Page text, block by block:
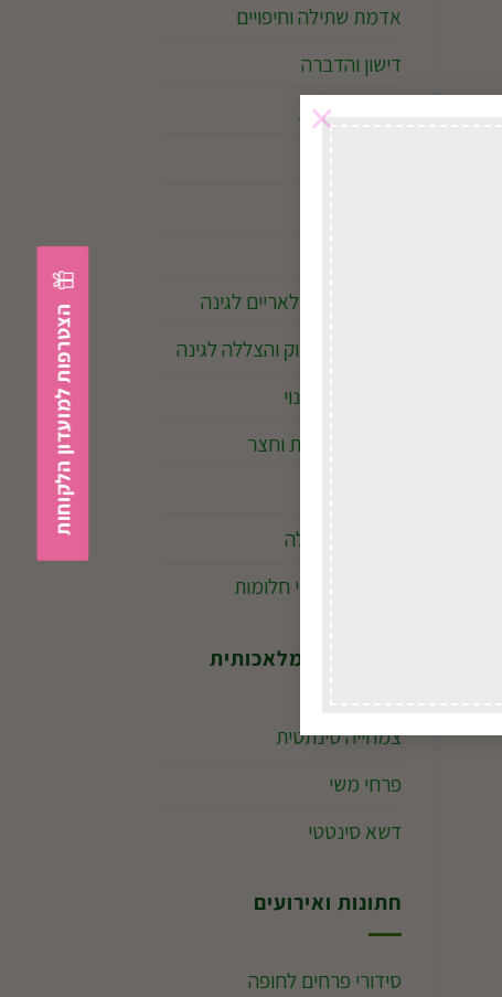
×
אדמת שתילה וחיפויים
דישון והדברה
זרעים ופקעות
גופי תאורה סולאריים לגינה
מחצלות במבוק והצללה לגינה
ציוד לבריכות נוי
אביזרי נוי לבית וחצר
ילדים במשתלה
מקרמה ולוכדי חלומות
המחלקה המלאכותית
צמחייה סינתטית
פרחי משי
דשא סינטטי
חתונות ואירועים
סידורי פרחים לחופה
הצטרפות למועדון הלקוחות